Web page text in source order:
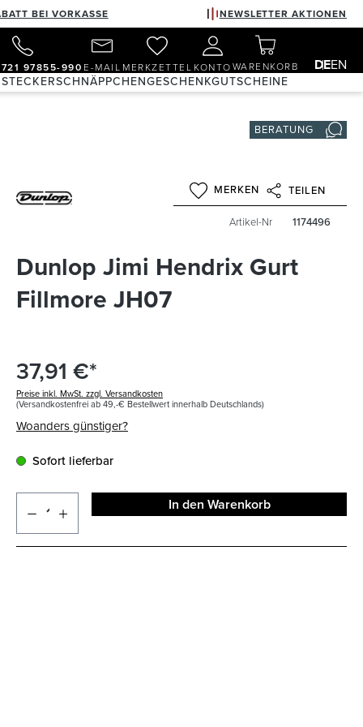
BEI VORKASSE NEWSLETTER AKTIONEN
97855-990 E-MAIL MERKZETTEL KONTOWARENKORB DEEN
SCHNÄPPCHENGESCHENKGUTSCHEINE
BERATUNG
MERKEN TEILEN
Artikel-Nr 1174496
Dunlop Jimi Hendrix Gurt
Fillmore JH07
37,91 €*
Preise inkl. MwSt. zzgl. Versandkosten
(Versandkostenfrei ab 49,-€ Bestellwert innerhalb Deutschlands)
Woanders günstiger?
Sofort lieferbar
In den Warenkorb